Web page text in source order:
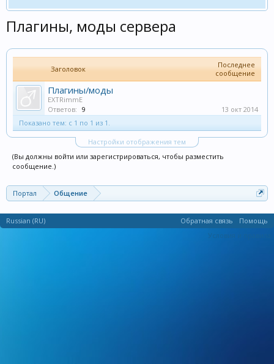
Плагины, моды сервера
Заголовок
Последнее
сообщение
Плагины/моды
EXTRimmE
Ответов: 9
13 окт 2014
Показано тем: с 1 по 1 из 1.
Настройки отображения тем
(Вы должны войти или зарегистрироваться, чтобы разместить
сообщение.)
Портал Общение
Russian (RU) Обратная связь
Помощь
Условия и правила